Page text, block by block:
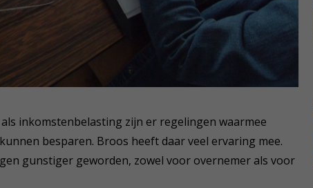
inkomstenbelasting zijn er regelingen waarmee
besparen. Broos heeft daar veel ervaring mee.
gunstiger geworden, zowel voor overnemer als voor